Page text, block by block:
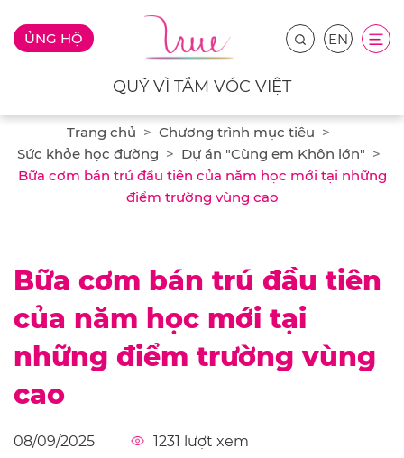
ỦNG HỘ EN
QUỸ VÌ TẦM VÓC VIỆT
Trang chủ
Chương trình mục tiêu
Sức khỏe học đường
Dự án "Cùng em Khôn lớn"
Bữa cơm bán trú đầu tiên của năm học mới tại những
điểm trường vùng cao
Bữa cơm bán trú đầu tiên
của năm học mới tại
những điểm trường vùng
cao
08/09/2025 1231 lượt xem